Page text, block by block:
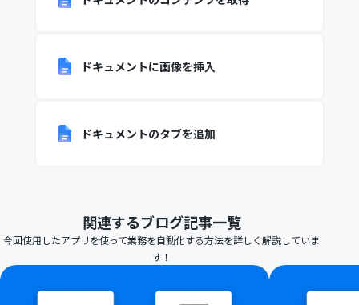
ドキュメントに画像を挿入
ドキュメントのタブを追加
関連するブログ記事一覧
今回使用したアプリを使って業務を自動化する方法を詳しく解説していま
す！